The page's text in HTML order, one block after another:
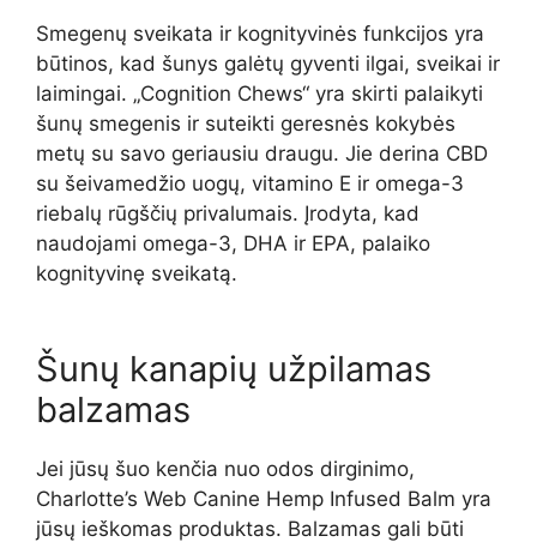
Smegenų sveikata ir kognityvinės funkcijos yra
būtinos, kad šunys galėtų gyventi ilgai, sveikai ir
laimingai. „Cognition Chews“ yra skirti palaikyti
šunų smegenis ir suteikti geresnės kokybės
metų su savo geriausiu draugu. Jie derina CBD
su šeivamedžio uogų, vitamino E ir omega-3
riebalų rūgščių privalumais. Įrodyta, kad
naudojami omega-3, DHA ir EPA, palaiko
kognityvinę sveikatą.
Šunų kanapių užpilamas
balzamas
Jei jūsų šuo kenčia nuo odos dirginimo,
Charlotte’s Web Canine Hemp Infused Balm yra
jūsų ieškomas produktas. Balzamas gali būti